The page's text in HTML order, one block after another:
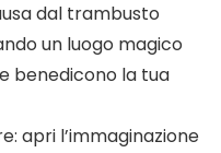
dal trambusto
un luogo magico
benedicono la tua
apri l’immaginazione